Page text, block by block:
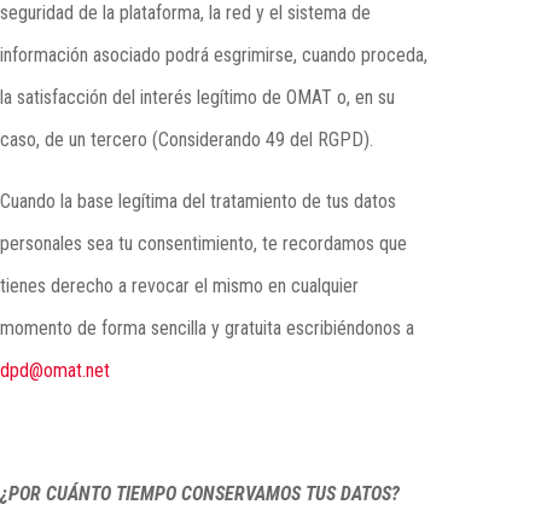
seguridad de la plataforma, la red y el sistema de
información asociado podrá esgrimirse, cuando proceda,
la satisfacción del interés legítimo de OMAT o, en su
caso, de un tercero (Considerando 49 del RGPD).
Cuando la base legítima del tratamiento de tus datos
personales sea tu consentimiento, te recordamos que
tienes derecho a revocar el mismo en cualquier
momento de forma sencilla y gratuita escribiéndonos a
dpd@omat.net
¿POR CUÁNTO TIEMPO CONSERVAMOS TUS DATOS?